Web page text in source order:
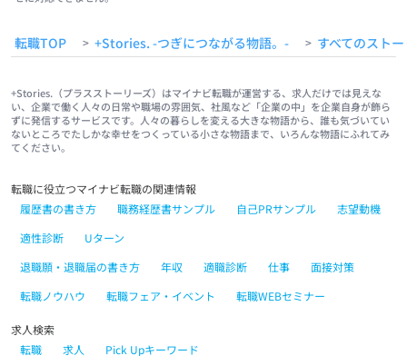
転職TOP > +Stories. -つぎにつながる物語。- > すべてのスト
+Stories.（プラスストーリーズ）はマイナビ転職が運営する、求人だけでは見えな
い、企業で働く人々の日常や職場の雰囲気、社風など「企業の中」を企業自身が飾ら
ずに発信するサービスです。人々の暮らしを変える大きな物語から、誰も気づいてい
ないところでたしかな幸せをつくっている小さな物語まで、いろんな物語にふれてみ
てください。
転職に役立つマイナビ転職の関連情報
履歴書の書き方
職務経歴書サンプル 自己PRサンプル
志望動機
適性診断
Uターン
退職願・退職届の書き方
年収 適職診断 仕事
面接対策
転職ノウハウ
転職フェア・イベント 転職WEBセミナー
求人検索
転職
求人 Pick Upキーワード